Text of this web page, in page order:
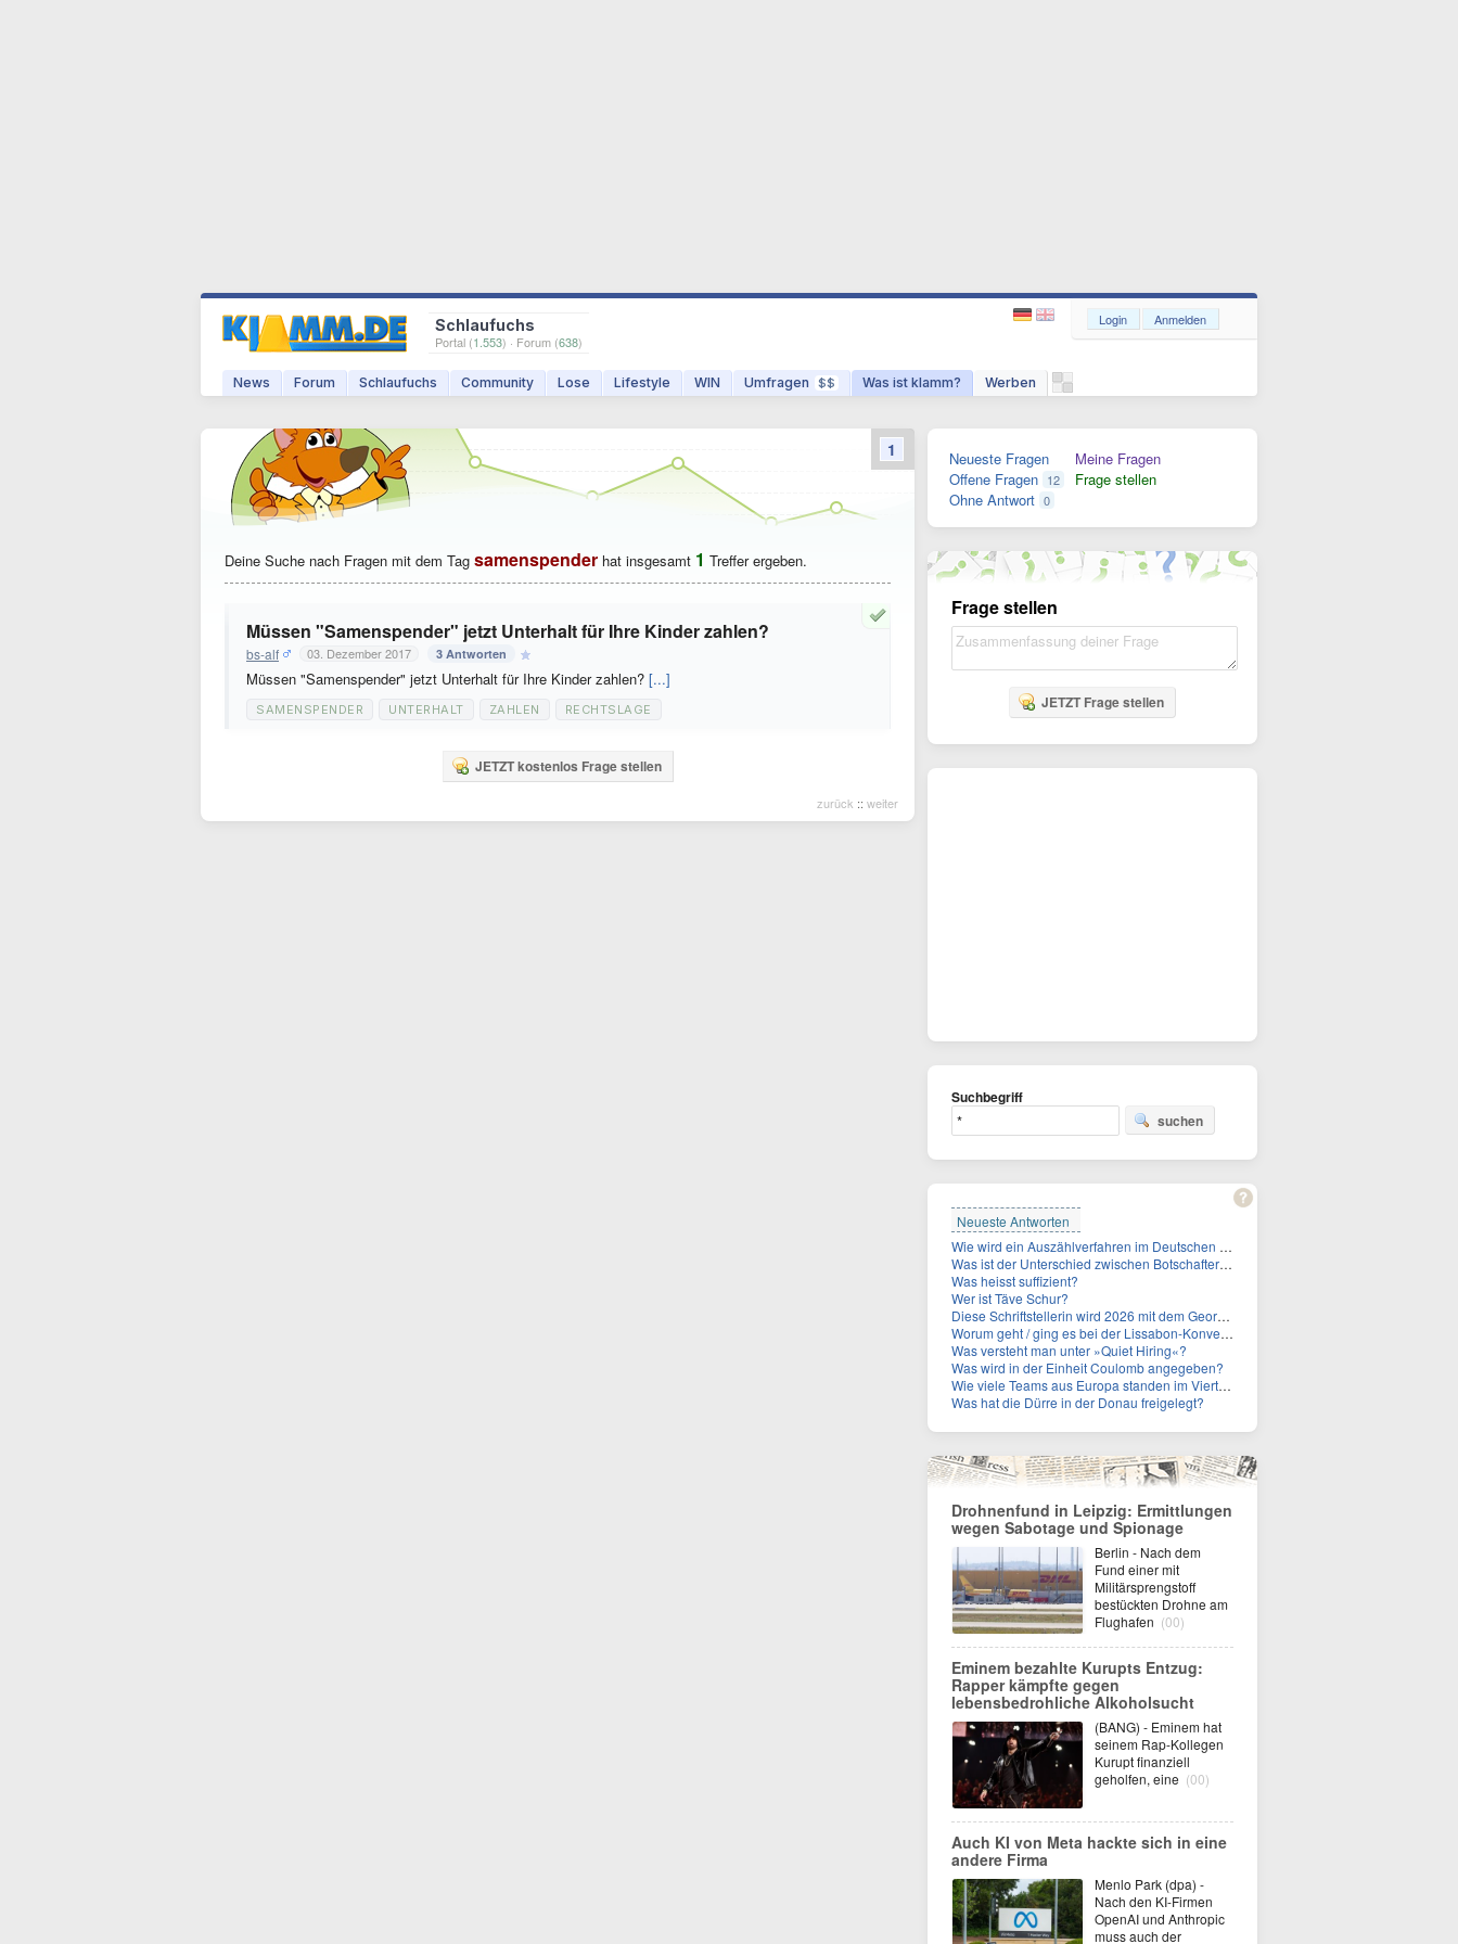
Schlaufuchs
Portal (1.553) · Forum (638)
News Forum Schlaufuchs Community Lose Lifestyle WIN Umfragen $$ Was ist klamm? Werben
Login Anmelden
Deine Suche nach Fragen mit dem Tag samenspender hat insgesamt 1 Treffer ergeben.
Müssen "Samenspender" jetzt Unterhalt für Ihre Kinder zahlen?
bs-alf 03. Dezember 2017 3 Antworten
Müssen "Samenspender" jetzt Unterhalt für Ihre Kinder zahlen? [...]
SAMENSPENDER UNTERHALT ZAHLEN RECHTSLAGE
JETZT kostenlos Frage stellen
zurück :: weiter
1
Neueste Fragen
Offene Fragen 12
Ohne Antwort 0
Meine Fragen
Frage stellen
Frage stellen
JETZT Frage stellen
Suchbegriff
suchen
Neueste Antworten
Wie wird ein Auszählverfahren im Deutschen Bundestag genannt?
Was ist der Unterschied zwischen Botschafter und Konsul?
Was heisst suffizient?
Wer ist Täve Schur?
Diese Schriftstellerin wird 2026 mit dem Georg-Büchner-Preis ausgezeichnet. Wie heißt sie?
Worum geht / ging es bei der Lissabon-Konvention?
Was versteht man unter »Quiet Hiring«?
Was wird in der Einheit Coulomb angegeben?
Wie viele Teams aus Europa standen im Viertelfinale der Fußball-WM 2026 in Mexiko, den USA und Kanada?
Was hat die Dürre in der Donau freigelegt?
Drohnenfund in Leipzig: Ermittlungen
wegen Sabotage und Spionage
Berlin - Nach dem
Fund einer mit
Militärsprengstoff
bestückten Drohne am
Flughafen (00)
Eminem bezahlte Kurupts Entzug:
Rapper kämpfte gegen
lebensbedrohliche Alkoholsucht
(BANG) - Eminem hat
seinem Rap-Kollegen
Kurupt finanziell
geholfen, eine (00)
Auch KI von Meta hackte sich in eine
andere Firma
Menlo Park (dpa) -
Nach den KI-Firmen
OpenAI und Anthropic
muss auch der